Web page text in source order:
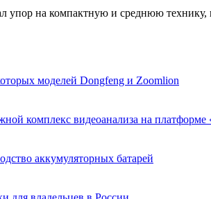
упор на компактную и среднюю технику,
моделей Dongfeng и Zoomlion
комплекс видеоанализа на платформе
аккумуляторных батарей